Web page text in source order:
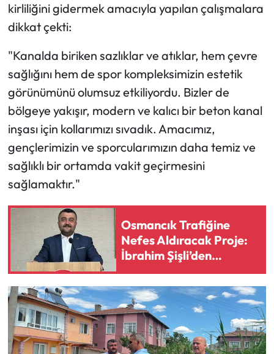
kirliliğini gidermek amacıyla yapılan çalışmalara
dikkat çekti:
"Kanalda biriken sazlıklar ve atıklar, hem çevre
sağlığını hem de spor kompleksimizin estetik
görünümünü olumsuz etkiliyordu. Bizler de
bölgeye yakışır, modern ve kalıcı bir beton kanal
inşası için kollarımızı sıvadık. Amacımız,
gençlerimizin ve sporcularımızın daha temiz ve
sağlıklı bir ortamda vakit geçirmesini
sağlamaktır."
Osmancık Trafiğine
Nefes Aldıracak Proje:
İbrahim Şişli’den
Alternatif Yol Önerisi!
Mecitözü Haberleri
Oğuzlar Haberleri
Ortaköy Haberleri
Osmancık Haberleri
Otomotiv
Resmi İlan
Resmi Reklam
Sağlık
Siyaset
Spor
Sungurlu Haberleri